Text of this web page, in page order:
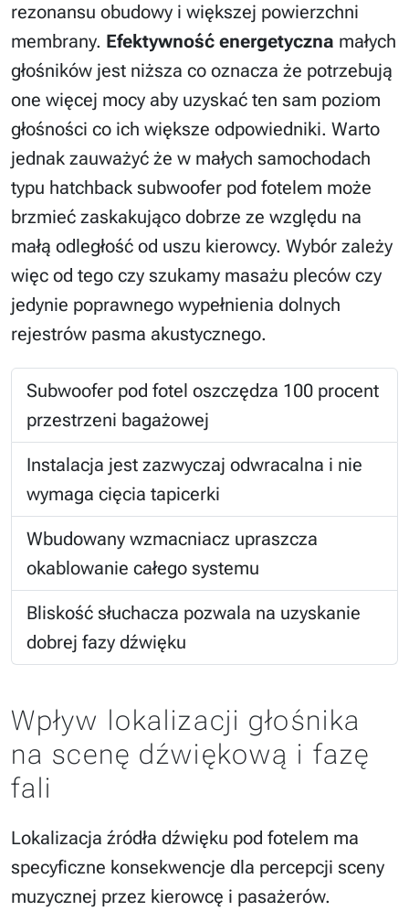
rezonansu obudowy i większej powierzchni
membrany. Efektywność energetyczna małych
głośników jest niższa co oznacza że potrzebują
one więcej mocy aby uzyskać ten sam poziom
głośności co ich większe odpowiedniki. Warto
jednak zauważyć że w małych samochodach
typu hatchback subwoofer pod fotelem może
brzmieć zaskakująco dobrze ze względu na
małą odległość od uszu kierowcy. Wybór zależy
więc od tego czy szukamy masażu pleców czy
jedynie poprawnego wypełnienia dolnych
rejestrów pasma akustycznego.
Subwoofer pod fotel oszczędza 100 procent
przestrzeni bagażowej
Instalacja jest zazwyczaj odwracalna i nie
wymaga cięcia tapicerki
Wbudowany wzmacniacz upraszcza
okablowanie całego systemu
Bliskość słuchacza pozwala na uzyskanie
dobrej fazy dźwięku
Wpływ lokalizacji głośnika
na scenę dźwiękową i fazę
fali
Lokalizacja źródła dźwięku pod fotelem ma
specyficzne konsekwencje dla percepcji sceny
muzycznej przez kierowcę i pasażerów.